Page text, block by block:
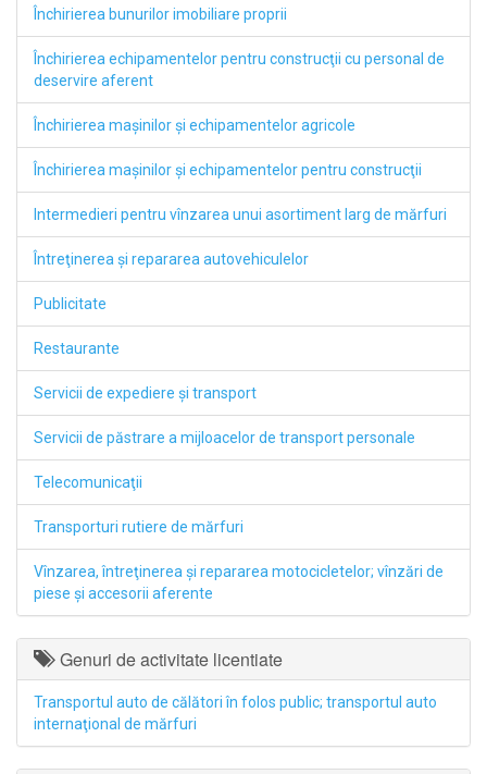
Închirierea bunurilor imobiliare proprii
Închirierea echipamentelor pentru construcţii cu personal de
deservire aferent
Închirierea maşinilor şi echipamentelor agricole
Închirierea maşinilor şi echipamentelor pentru construcţii
Intermedieri pentru vînzarea unui asortiment larg de mărfuri
Întreţinerea şi repararea autovehiculelor
Publicitate
Restaurante
Servicii de expediere şi transport
Servicii de păstrare a mijloacelor de transport personale
Telecomunicaţii
Transporturi rutiere de mărfuri
Vînzarea, întreţinerea şi repararea motocicletelor; vînzări de
piese şi accesorii aferente
Genuri de activitate licentiate
Transportul auto de călători în folos public; transportul auto
internaţional de mărfuri